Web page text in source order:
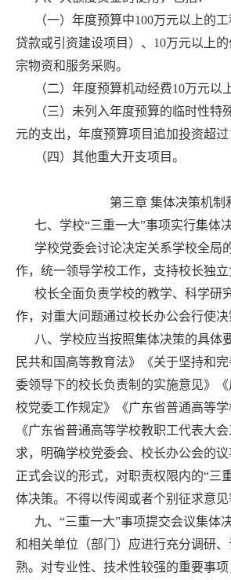
（一）年度预算中100万元以上的
贷款或引资建设项目）、10万元以上
宗物资和服务采购。
（二）年度预算机动经费10万元以
（三）未列入年度预算的临时性特
元的支出，年度预算项目追加投资超过
（四）其他重大开支项目。
第三章 集体决策机制
七、学校“三重一大”事项实行集体决
学校党委会讨论决定关系学校全局
作，统一领导学校工作，支持校长独立
校长全面负责学校的教学、科学研
作，对重大问题通过校长办公会行使决
八、学校应当按照集体决策的具体
民共和国高等教育法》《关于坚持和
委领导下的校长负责制的实施意见》
校党委工作规定》《广东省普通高等学
《广东省普通高等学校教职工代表大
求，明确学校党委会、校长办公会的
正式会议的形式，对职责权限内的“三
体决策。不得以传阅或者个别征求意见
九、“三重一大”事项提交会议集体
和相关单位（部门）应进行充分调研
熟。对专业性、技术性较强的重要事